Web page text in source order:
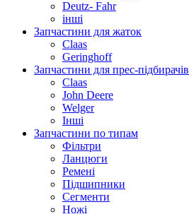
Deutz- Fahr
інші
Запчастини для жаток
Claas
Geringhoff
Запчастини для прес-підбирачів
Claas
John Deere
Welger
Інші
Запчастини по типам
Фільтри
Ланцюги
Ремені
Підшипники
Сегменти
Ножі